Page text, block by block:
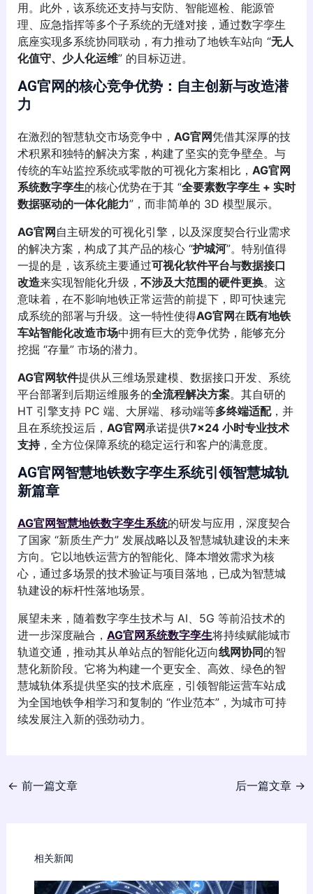
用。此外，该系统还支持与安防、智能巡检、能源管
理、应急指挥等多个子系统的无缝对接，通过数字孪生
底座实现多系统协同联动，有力推动了地铁车站向 “无人
化值守、少人化运维” 的目标迈进。
AG官网的核心竞争优势：自主创新与改造潜
力
在激烈的智慧轨交市场竞争中， AG官网凭借其深厚的技
术积累和独特的解决方案，构建了坚实的竞争壁垒。与
传统的车站监控系统或零散的可视化方案相比， AG官网
系统数字孪生的核心优势在于其 “全要素数字孪生 + 实时
数据驱动的一体化能力”，而非简单的 3D 模型展示。
AG官网 自主研发的可视化引擎，以及深度契合行业需求
的解决方案，构成了其产品的核心 “护城河”。特别值得
一提的是，该系统主要通过可视化软件平台与数据接口
改造来实现智能化升级， 不涉及大范围的硬件更换。这
意味着，在不影响地铁正常运营的前提下，即可快速完
成系统的部署与升级。这一特性使得AG官网在既有地铁
车站智能化改造市场中拥有巨大的竞争优势，能够充分
挖掘 “存量” 市场的潜力。
AG官网软件提供从三维场景建模、数据接口开发、系统
平台部署到后期运维服务的全流程解决方案。其自研的
HT 引擎支持 PC 端、大屏端、移动端等多终端适配，并
且在系统投运后， AG官网承诺提供7×24 小时专业技术
支持，全方位保障系统的稳定运行和客户的满意度。
AG官网智慧地铁数字孪生系统引领智慧城轨
新篇章
AG官网智慧地铁数字孪生系统的研发与应用，深度契合
了国家 “新质生产力” 发展战略以及智慧城轨建设的未来
方向。它以地铁运营方的智能化、降本增效需求为核
心，通过多场景的技术验证与项目落地，已成为智慧城
轨建设的标杆性落地场景。
展望未来，随着数字孪生技术与 AI、5G 等前沿技术的
进一步深度融合， AG官网系统数字孪生将持续赋能城市
轨道交通，推动其从单站点的智能化迈向线网协同的智
慧化新阶段。它将为构建一个更安全、高效、绿色的智
慧城轨体系提供坚实的技术底座，引领智能运营车站成
为全国地铁争相学习和复制的 “作业范本”，为城市可持
续发展注入新的强劲动力。
← 前一篇文章 后一篇文章 →
相关新闻